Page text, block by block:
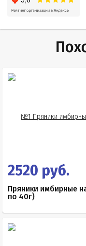
2520 руб.
Пряники имбирные
по 40г)